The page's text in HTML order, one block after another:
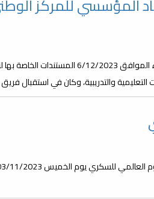
المؤسسي للمركز
قدمت كلية العلوم بجامعة مصراتة صباح يوم الأربعاء
والتدريبية، وكان في استقبال